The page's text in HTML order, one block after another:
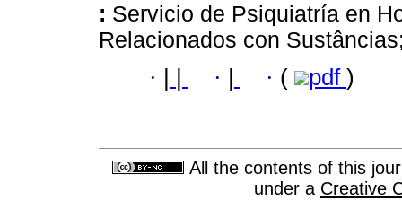
: Servicio de Psiquiatría en
Relacionados con
· · · ( pdf )
All the contents of this
under a Creative